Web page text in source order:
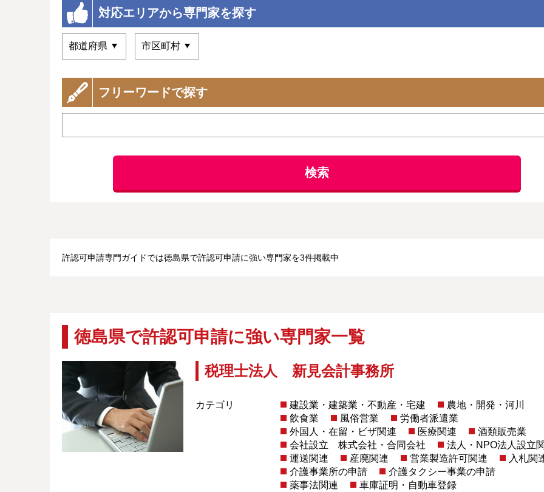
対応エリアから専門家を探す
フリーワードで探す
検索
許認可申請専門ガイドでは徳島県で許認可申請に強い専門家を3件掲載中
徳島県で許認可申請に強い専門家一覧
税理士法人 新見会計事務所
カテゴリ 建設業・建築業・不動産・宅建
農地・開発・河川
飲食業
風俗営業
労働者派遣業
外国人・在留・ビザ関連
医療関連
酒類販売業
会社設立 株式会社・合同会社
法人・NPO法人設立
運送関連
産廃関連 営業製造許可関連
入札関
介護事業所の申請
介護タクシー事業の申請
薬事法関連
車庫証明・自動車登録